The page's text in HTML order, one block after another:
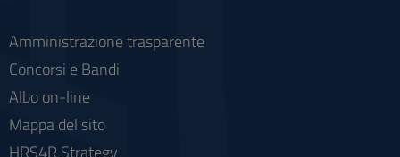
Amministrazione trasparente
Concorsi e Bandi
Albo on-line
Mappa del sito